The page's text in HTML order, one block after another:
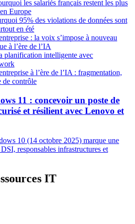
les salariés français restent les plus
Europe
95% des violations de données sont
en été
: la voix s’impose à nouveau
à l’ère de l’IA
planification intelligente avec
à l’ère de l’IA : fragmentation,
de contrôle
11 : concevoir un poste de
et résilient avec Lenovo et
10 (14 octobre 2025) marque une
responsables infrastructures et
IT